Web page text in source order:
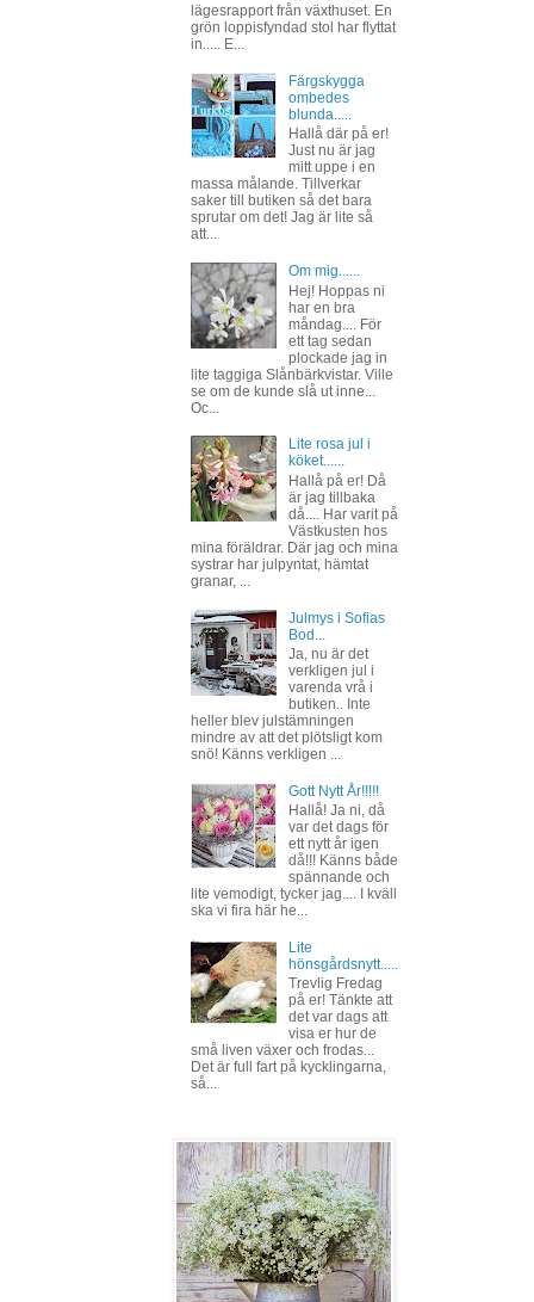
lägesrapport från växthuset. En
grön loppisfyndad stol har flyttat
in..... E...
Färgskygga
ombedes
blunda.....
Hallå där på er!
Just nu är jag
mitt uppe i en
massa målande. Tillverkar
saker till butiken så det bara
sprutar om det! Jag är lite så
att...
Om mig......
Hej! Hoppas ni
har en bra
måndag.... För
ett tag sedan
plockade jag in
lite taggiga Slånbärkvistar. Ville
se om de kunde slå ut inne...
Oc...
Lite rosa jul i
köket......
Hallå på er! Då
är jag tillbaka
då.... Har varit på
Västkusten hos
mina föräldrar. Där jag och mina
systrar har julpyntat, hämtat
granar, ...
Julmys i Sofias
Bod...
Ja, nu är det
verkligen jul i
varenda vrå i
butiken.. Inte
heller blev julstämningen
mindre av att det plötsligt kom
snö! Känns verkligen ...
Gott Nytt År!!!!!
Hallå! Ja ni, då
var det dags för
ett nytt år igen
då!!! Känns både
spännande och
lite vemodigt, tycker jag.... I kväll
ska vi fira här he...
Lite
hönsgårdsnytt.....
Trevlig Fredag
på er! Tänkte att
det var dags att
visa er hur de
små liven växer och frodas...
Det är full fart på kycklingarna,
så...